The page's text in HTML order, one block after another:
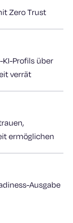
Zero Trust
KI-Profils über
verrät
ermöglichen
Ausgabe